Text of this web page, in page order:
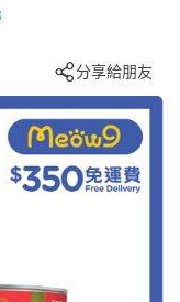
分享給朋友